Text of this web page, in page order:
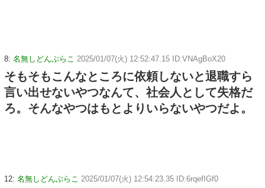
8: 名無しどんぶらこ 2025/01/07(火) 12:52:47.15 ID:VNAgBoX20
そもそもこんなところに依頼しないと退職すら
言い出せないやつなんて、社会人として失格だ
ろ。そんなやつはもとよりいらないやつだよ。
12: 名無しどんぶらこ 2025/01/07(火) 12:54:23.35 ID:6rqefIGf0